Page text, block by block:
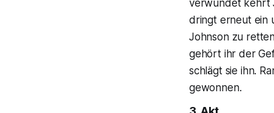
verwundet kehrt
dringt erneut ein
Johnson zu
gehört ihr der
schlägt sie ihn.
gewonnen.